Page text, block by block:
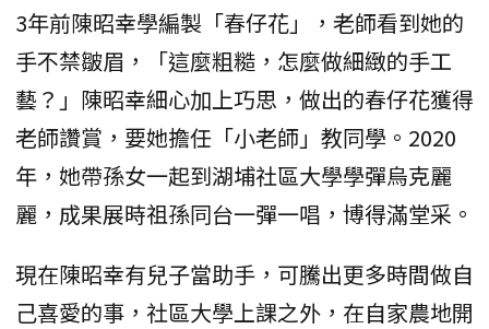
3年前陳昭幸學編製「春仔花」，老師看到她的
手不禁皺眉，「這麼粗糙，怎麼做細緻的手工
藝？」陳昭幸細心加上巧思，做出的春仔花獲得
老師讚賞，要她擔任「小老師」教同學。2020
年，她帶孫女一起到湖埔社區大學學彈烏克麗
麗，成果展時祖孫同台一彈一唱，博得滿堂采。
現在陳昭幸有兒子當助手，可騰出更多時間做自
己喜愛的事，社區大學上課之外，在自家農地開